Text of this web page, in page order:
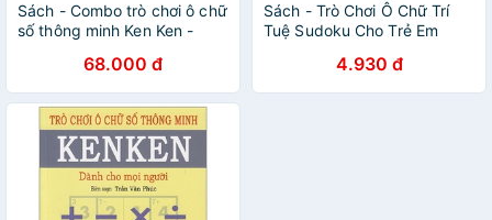
Sách - Combo trò chơi ô chữ
số thông minh Ken Ken -
68.000 đ
Sách - Trò Chơi Ô Chữ Trí
Tuệ Sudoku Cho Trẻ Em
4.930 đ